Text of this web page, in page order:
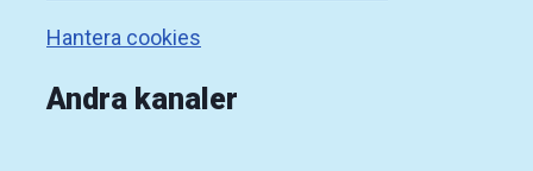
Hantera cookies
Andra kanaler